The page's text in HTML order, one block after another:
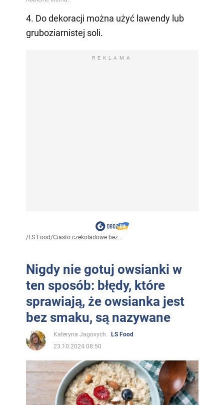
4. Do dekoracji można użyć lawendy lub
gruboziarnistej soli.
REKLAMA
/LS Food/Ciasto czekoladowe bez...
Nigdy nie gotuj owsianki w
ten sposób: błędy, które
sprawiają, że owsianka jest
bez smaku, są nazywane
Kateryna Jagovych
LS Food
23.10.2024 08:50